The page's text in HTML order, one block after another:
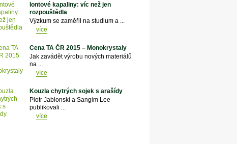
Iontové kapaliny: víc než jen
rozpouštědla
Výzkum se zaměřil na studium a ...
více
Cena TA ČR 2015 – Monokrystaly
Jak zavádět výrobu nových materiálů
na ...
více
Kouzla chytrých sojek s arašídy
Piotr Jablonski a Sangim Lee
publikovali ...
více